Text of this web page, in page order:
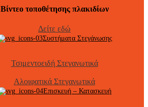
Βίντεο τοποθέτησης πλακιδίων
Δείτε εδώ
Συστήματα Στεγάνωσης
Τσιμεντοειδή Στεγανωτικά
Αλοιφατικά Στεγανωτικά
Επισκευή – Κατασκευή